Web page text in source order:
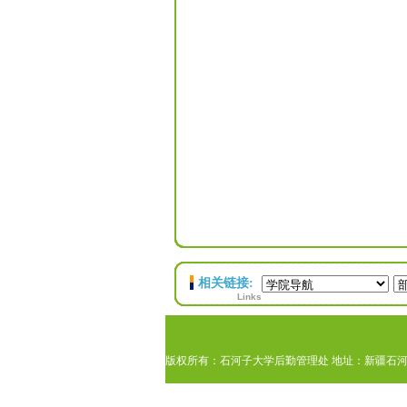
相关链接:
Links
版权所有：石河子大学后勤管理处 地址：新疆石